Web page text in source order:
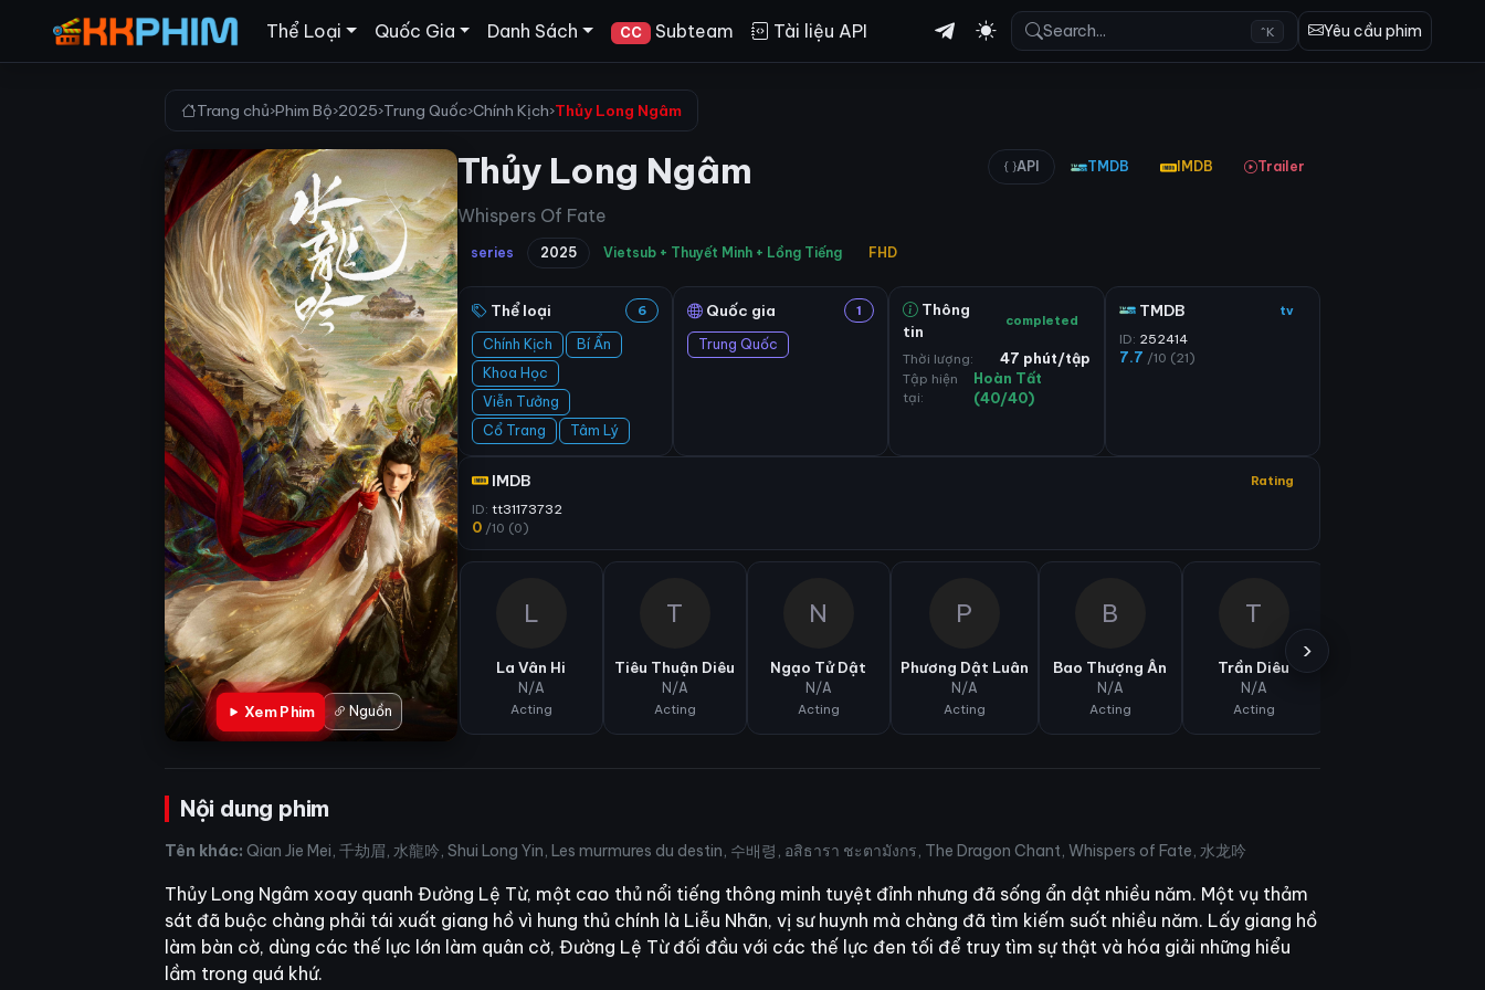
Thể Loại Quốc Gia Danh Sách CC Subteam Tài liệu API Search... ^K Yêu cầu phim
Trang chủ›Phim Bộ›2025›Trung Quốc›Chính Kịch›Thủy Long Ngâm
Xem Phim Nguồn
Thủy Long Ngâm
Whispers Of Fate
API TMDB IMDB Trailer
series 2025 Vietsub + Thuyết Minh + Lồng Tiếng FHD
Thể loại 6
Chính Kịch
Bí Ẩn
Khoa Học
Viễn Tưởng
Cổ Trang
Tâm Lý
Quốc gia 1
Trung Quốc
Thông
tin
completed
Thời lượng:
47 phút/tập
Tập hiện
tại:
Hoàn Tất
(40/40)
TMDB tv
ID: 252414
7.7 /10 (21)
IMDB Rating
ID: tt31173732
0 /10 (0)
L
La Vân Hi
N/A
Acting
T
Tiêu Thuận Diêu
N/A
Acting
N
Ngạo Tử Dật
N/A
Acting
P
Phương Dật Luân
N/A
Acting
B
Bao Thượng Ân
N/A
Acting
T
Trần Diêu
N/A
Acting
›
Nội dung phim
Tên khác: Qian Jie Mei, 千劫眉, 水龍吟, Shui Long Yin, Les murmures du destin, 수배령, อสิธารา ชะตามังกร, The Dragon Chant, Whispers of Fate, 水龙吟
Thủy Long Ngâm xoay quanh Đường Lệ Từ, một cao thủ nổi tiếng thông minh tuyệt đỉnh nhưng đã sống ẩn dật nhiều năm. Một vụ thảm
sát đã buộc chàng phải tái xuất giang hồ vì hung thủ chính là Liễu Nhãn, vị sư huynh mà chàng đã tìm kiếm suốt nhiều năm. Lấy giang hồ
làm bàn cờ, dùng các thế lực lớn làm quân cờ, Đường Lệ Từ đối đầu với các thế lực đen tối để truy tìm sự thật và hóa giải những hiểu
lầm trong quá khứ.